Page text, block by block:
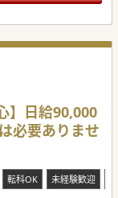
】日給90,000
必要ありませ
転科OK 未経験歓迎